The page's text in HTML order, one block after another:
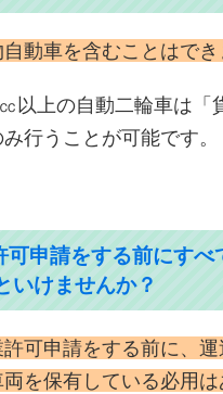
動車を含むことはでき
以上の自動二輪車は「
行うことが可能です。
申請をする前にすべ
いけませんか？
可申請をする前に、運
を保有している必用